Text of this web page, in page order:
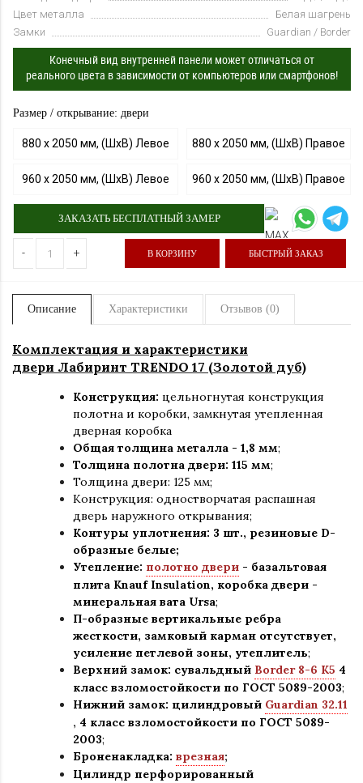
Цвет металла
Белая шагрень
Замки
Guardian / Border
Конечный вид внутренней панели может отличаться от
реального цвета в зависимости от компьютеров или смартфонов!
Размер / открывание: двери
880 х 2050 мм, (ШхВ) Левое 880 х 2050 мм, (ШхВ) Правое
960 х 2050 мм, (ШхВ) Левое 960 х 2050 мм, (ШхВ) Правое
ЗАКАЗАТЬ БЕСПЛАТНЫЙ ЗАМЕР
- + В КОРЗИНУ БЫСТРЫЙ ЗАКАЗ
Описание Характеристики Отзывов (0)
Комплектация и характеристики
двери Лабиринт TRENDO 17 (Золотой дуб)
Конструкция: цельногнутая конструкция
полотна и коробки, замкнутая утепленная
дверная коробка
Общая толщина металла - 1,8 мм;
Толщина полотна двери: 115 мм;
Толщина двери: 125 мм;
Конструкция: одностворчатая распашная
дверь наружного открывания;
Контуры уплотнения: 3 шт., резиновые D-
образные белые;
Утепление: полотно двери - базальтовая
плита Knauf Insulation, коробка двери -
минеральная вата Ursa;
П-образные вертикальные ребра
жесткости, замковый карман отсутствует,
усиление петлевой зоны, утеплитель;
Верхний замок: сувальдный Border 8-6 K5 4
класс взломостойкости по ГОСТ 5089-2003;
Нижний замок: цилиндровый Guardian 32.11
, 4 класс взломостойкости по ГОСТ 5089-
2003;
Броненакладка: врезная;
Цилиндр перфорированный